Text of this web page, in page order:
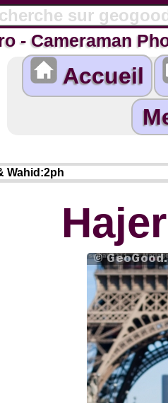
- Cameraman
Accueil